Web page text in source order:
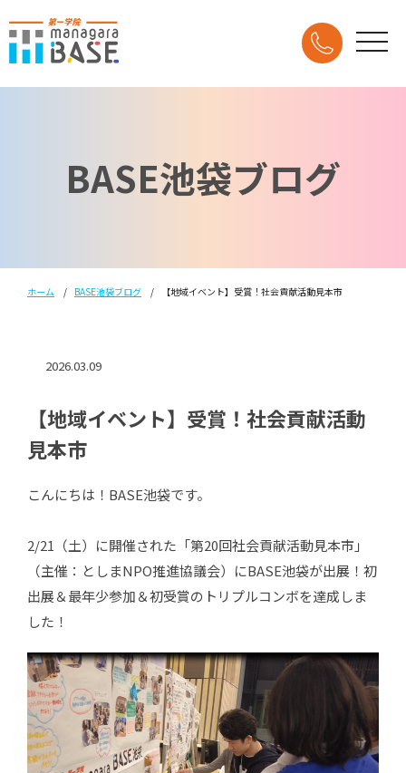
BASE池袋ブログ
ホーム BASE池袋ブログ 【地域イベント】受賞！社会貢献活動見本市
2026.03.09
【地域イベント】受賞！社会貢献活動
見本市
こんにちは！BASE池袋です。
2/21（土）に開催された「第20回社会貢献活動見本市」
（主催：としまNPO推進協議会）にBASE池袋が出展！初
出展＆最年少参加＆初受賞のトリプルコンボを達成しま
した！